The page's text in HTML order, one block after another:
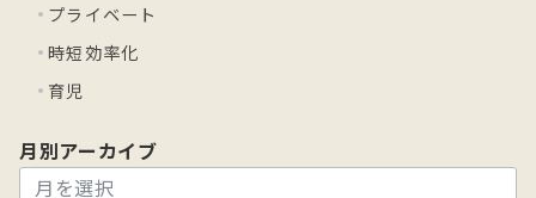
プライベート
時短効率化
育児
月別アーカイブ